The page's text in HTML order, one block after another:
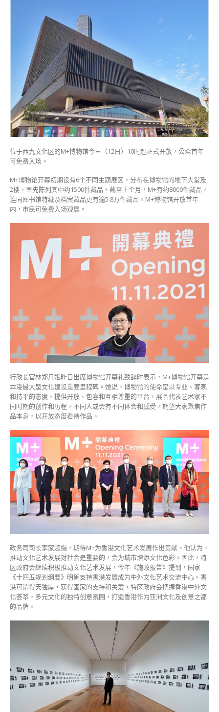
年
可
免
费
入
场〉
位于西九文化区的M+博物馆今早（12日）10时起正式开放，公众首年
可免费入场。
M+博物馆开幕初期设有6个不同主题展区，分布在博物馆的地下大堂及
2楼，率先陈列其中约1500件藏品。截至上个月，M+有约8000件藏品，
连同图书馆特藏及档案藏品更有逾5.8万件藏品。M+博物馆开放首年
内，市民可免费入场观展。
行政长官林郑月娥昨日出席博物馆开幕礼致辞时表示，M+博物馆开幕是
本港最大型文化建设重要里程碑。她说，博物馆的使命是以专业、客观
和持平的态度，提供开放、包容和互相尊重的平台，展品代表艺术家不
同时期的创作和历程，不同人或会有不同体会和感受，期望大家聚焦作
品本身，以开放态度看待作品。
政务司司长李家超指，期待M+为香港文化艺术发展作出贡献。他认为，
推动文化艺术发展对社会是重要的，会为城市增添文化色彩。因此，特
区政府会继续积极推动文化艺术发展，今年《施政报告》提到，国家
《十四五规划纲要》明确支持香港发展成为中外文化艺术交流中心。香
港可谓得天独厚，获得国家的支持和关爱，特区政府会把握香港中外文
化荟萃，多元文化的独特创意氛围，打造香港作为亚洲文化及创意之都
的品牌。